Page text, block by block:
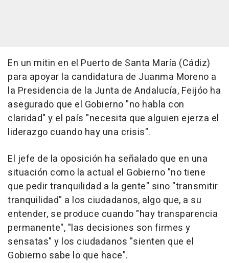
En un mitin en el Puerto de Santa María (Cádiz)
para apoyar la candidatura de Juanma Moreno a
la Presidencia de la Junta de Andalucía, Feijóo ha
asegurado que el Gobierno "no habla con
claridad" y el país "necesita que alguien ejerza el
liderazgo cuando hay una crisis".
El jefe de la oposición ha señalado que en una
situación como la actual el Gobierno "no tiene
que pedir tranquilidad a la gente" sino "transmitir
tranquilidad" a los ciudadanos, algo que, a su
entender, se produce cuando "hay transparencia
permanente", "las decisiones son firmes y
sensatas" y los ciudadanos "sienten que el
Gobierno sabe lo que hace".